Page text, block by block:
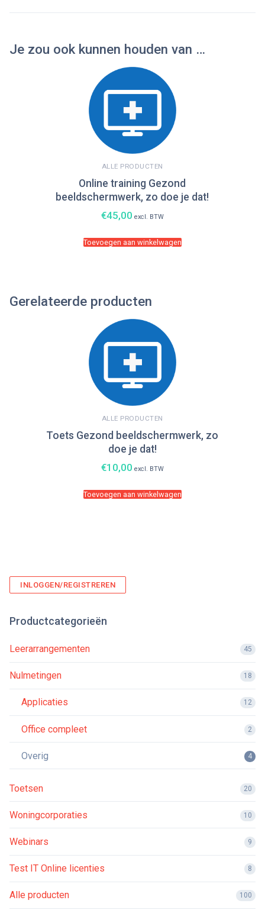
Je zou ook kunnen houden van …
ALLE PRODUCTEN
Online training Gezond
beeldschermwerk, zo doe je dat!
€45,00 excl. BTW
Toevoegen aan winkelwagen
Gerelateerde producten
ALLE PRODUCTEN
Toets Gezond beeldschermwerk, zo
doe je dat!
€10,00 excl. BTW
Toevoegen aan winkelwagen
INLOGGEN/REGISTREREN
Productcategorieën
Leerarrangementen 45
Nulmetingen 18
Applicaties 12
Office compleet 2
Overig 4
Toetsen 20
Woningcorporaties 10
Webinars 9
Test IT Online licenties 8
Alle producten 100